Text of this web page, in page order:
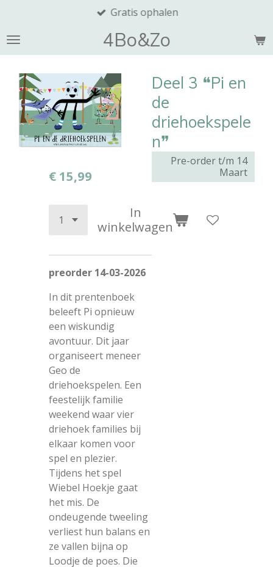
naar
de
hoofdinhoud
4Bo&Zo
Gratis ophalen
Deel 3 ❝Pi en
de
driehoekspele
n❞
Pre-order t/m 14
Maart
€ 15,99
In
winkelwagen
preorder 14-03-2026
In dit prentenboek
beleeft Pi opnieuw
een wiskundig
avontuur. Dit jaar
organiseert meneer
Geo de
driehoekspelen. Een
feestelijk familie
weekend waar vier
driehoek families bij
elkaar komen voor
spel en plezier.
Tijdens het spel
Wiebel Hoekje gaat
het mis. De
ondeugende tweeling
verliest hun balans en
ze vallen bijna op
Loodje de poes. Die